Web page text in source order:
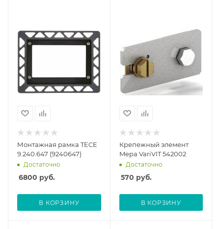
Монтажная рамка TECE
9.240.647 (9240647)
Достаточно
6800 руб.
В КОРЗИНУ
Крепежный элемент
Mepa VariVIT 542002
Достаточно
570 руб.
В КОРЗИНУ